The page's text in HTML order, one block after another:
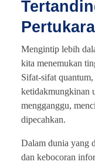
Mengintip lebih
kita menemukan
Sifat-sifat
ketidakmungkinan
mengganggu,
dipecahkan.
Dalam dunia yang
dan kebocoran